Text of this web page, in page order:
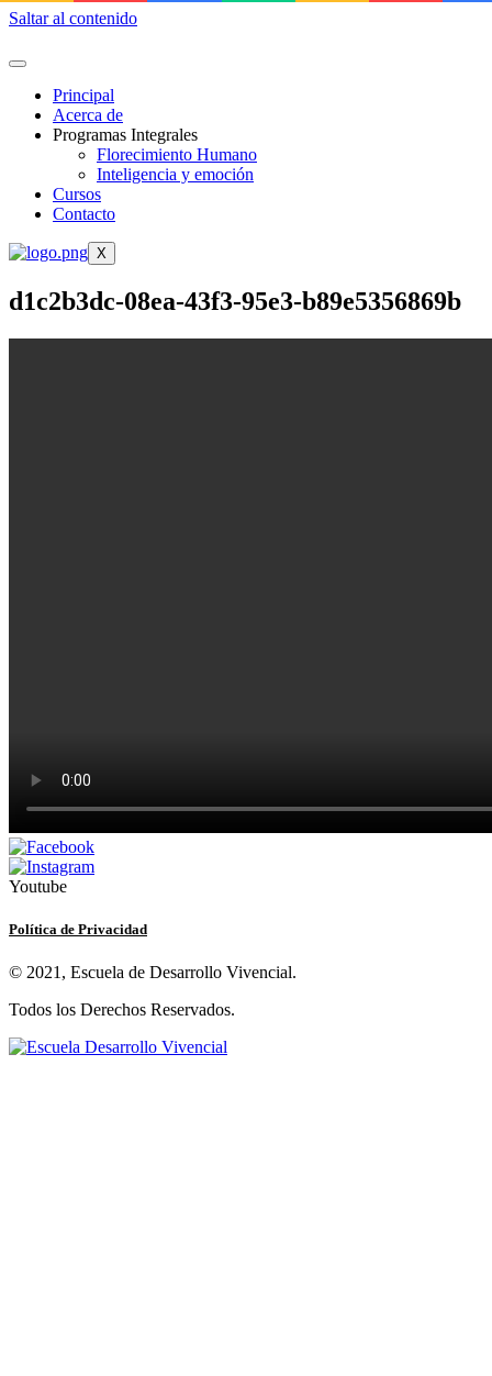
Saltar al contenido
Principal
Acerca de
Programas Integrales
Florecimiento Humano
Inteligencia y emoción
Cursos
Contacto
X
d1c2b3dc-08ea-43f3-95e3-b89e5356869b
Youtube
Política de Privacidad
© 2021, Escuela de Desarrollo Vivencial.
Todos los Derechos Reservados.